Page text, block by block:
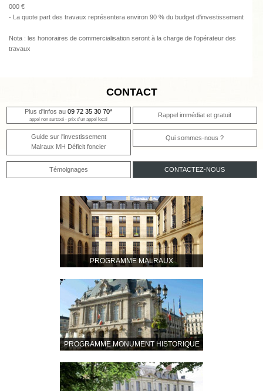
000 €
- La quote part des travaux représentera environ 90 % du budget d'investissement
Nota : les honoraires de commercialisation seront à la charge de l'opérateur des
travaux
CONTACT
Plus d'infos au 09 72 35 30 70*
appel non surtaxé - prix d'un appel local
Rappel immédiat et gratuit
Guide sur l'investissement
Malraux MH Déficit foncier
Qui sommes-nous ?
Témoignages CONTACTEZ-NOUS
PROGRAMME MALRAUX
PROGRAMME MONUMENT HISTORIQUE